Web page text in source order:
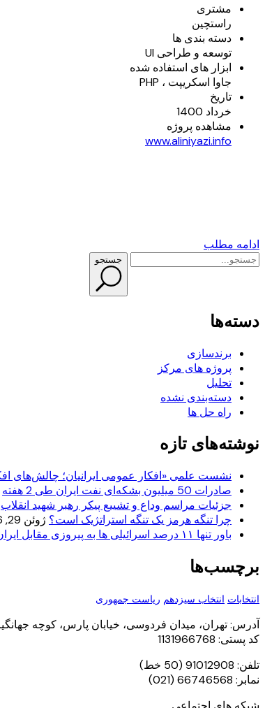
مشتری
راستچین
دسته بندی ها
توسعه و طراحی UI
ابزار های استفاده شده
جاوا اسکریپت ، PHP
تاریخ
خرداد 1400
مشاهده پروژه
www.aliniyazi.info
ادامه مطلب
جستجو
دسته‌ها
برندسازی
پروژه های مرکز
تحلیل
دسته‌بندی نشده
راه حل ها
نوشته‌های تازه
نشست علمی «افکار عمومی ایرانیان؛ چالش‌های
صادرات 50 میلیون بشکه‌ای نفت ایران طی 2 هفته
جزئیات مراسم وداع و تشییع پیکر رهبر شهید انقلاب
چرا تنگه هرمز یک تنگه استراتژیک است؟ ژوئن 29, 2026
باور تنها ۱۱ درصد اسرائیلی ها به پیروزی مقابل ایران! + اینفوگرافیک
برچسب‌ها
انتخابات انتخاب سیزدهم ریاست جمهوری
آدرس: تهران، میدان فردوسی، خیابان پارس، کوچه جهانگیر،
کد پستی: 1131966768
تلفن: 91012908 (50 خط)
نمابر: 66746568 (021)